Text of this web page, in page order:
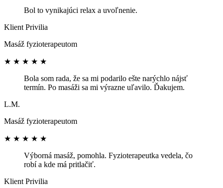
Bol to vynikajúci relax a uvoľnenie.
Klient Privilia
Masáž fyzioterapeutom
★ ★ ★ ★ ★
Bola som rada, že sa mi podarilo ešte narýchlo nájsť
termín. Po masáži sa mi výrazne uľavilo. Ďakujem.
L.M.
Masáž fyzioterapeutom
★ ★ ★ ★ ★
Výborná masáž, pomohla. Fyzioterapeutka vedela, čo
robí a kde má pritlačiť.
Klient Privilia